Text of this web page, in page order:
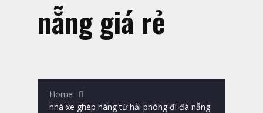
nẵng giá rẻ
Home
nhà xe ghép hàng từ hải phòng đi đà nẵng